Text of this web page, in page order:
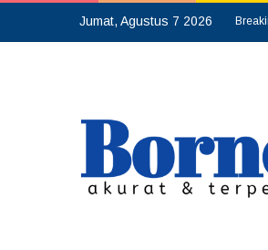
Jumat, Agustus 7 2026